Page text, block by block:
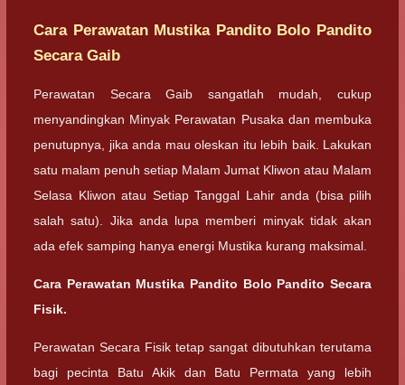
Cara Perawatan Mustika Pandito Bolo Pandito
Secara Gaib
Perawatan Secara Gaib sangatlah mudah, cukup
menyandingkan Minyak Perawatan Pusaka dan membuka
penutupnya, jika anda mau oleskan itu lebih baik. Lakukan
satu malam penuh setiap Malam Jumat Kliwon atau Malam
Selasa Kliwon atau Setiap Tanggal Lahir anda (bisa pilih
salah satu). Jika anda lupa memberi minyak tidak akan
ada efek samping hanya energi Mustika kurang maksimal.
Cara Perawatan Mustika Pandito Bolo Pandito Secara
Fisik.
Perawatan Secara Fisik tetap sangat dibutuhkan terutama
bagi pecinta Batu Akik dan Batu Permata yang lebih